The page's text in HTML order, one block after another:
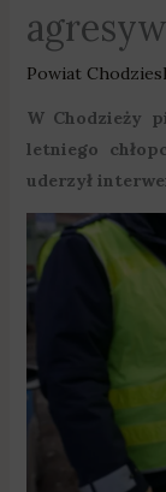
Powiat
W Chodzieży
letniego
uderzył